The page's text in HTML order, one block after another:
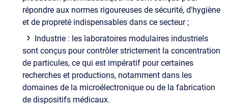
répondre aux normes rigoureuses de sécurité, d'hygiène
et de propreté indispensables dans ce secteur ;
Industrie : les laboratoires modulaires industriels
sont conçus pour contrôler strictement la concentration
de particules, ce qui est impératif pour certaines
recherches et productions, notamment dans les
domaines de la microélectronique ou de la fabrication
de dispositifs médicaux.